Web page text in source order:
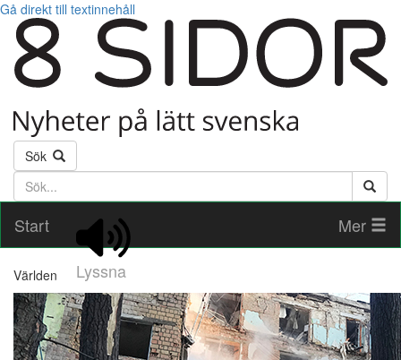
Gå direkt till textinnehåll
Sök
Söktext
Start
Lyssna
Mer
Världen